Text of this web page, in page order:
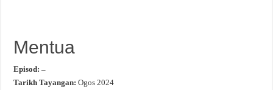
Mentua
Episod: –
Tarikh Tayangan: Ogos 2024